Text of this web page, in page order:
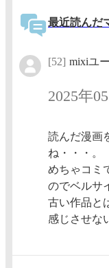
最近読んだ
[52] mixiユ
2025年
読んだ漫画
ね・・・。
めちゃコミ
のでベルサ
古い作品と
感じさせな